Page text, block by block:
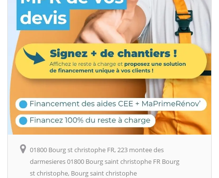
01800 Bourg st christophe FR, 223 montee des
darmesieres 01800 Bourg saint christophe FR Bourg
st christophe, Bourg saint christophe